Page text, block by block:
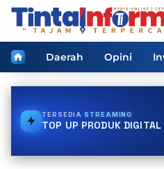
Langsung
HomeDaerah Opini
TERSEDIA BPJS
TOP UP PRODUK DIGITAL